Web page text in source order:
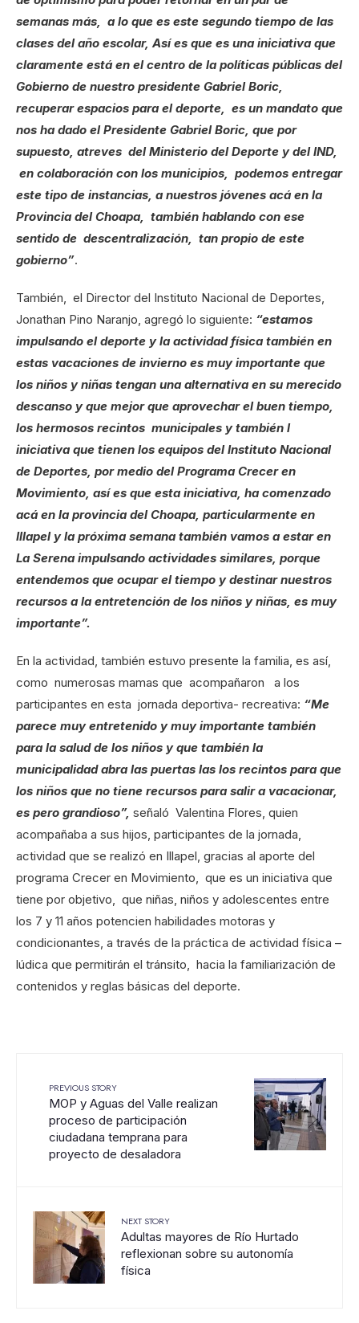
semanas más, a lo que es este segundo tiempo de las
clases del año escolar, Así es que es una iniciativa que
claramente está en el centro de la políticas públicas del
Gobierno de nuestro presidente Gabriel Boric,
recuperar espacios para el deporte, es un mandato que
nos ha dado el Presidente Gabriel Boric, que por
supuesto, atreves del Ministerio del Deporte y del IND,
en colaboración con los municipios, podemos entregar
este tipo de instancias, a nuestros jóvenes acá en la
Provincia del Choapa, también hablando con ese
sentido de descentralización, tan propio de este
gobierno”.
También, el Director del Instituto Nacional de Deportes,
Jonathan Pino Naranjo, agregó lo siguiente: “estamos
impulsando el deporte y la actividad física también en
estas vacaciones de invierno es muy importante que
los niños y niñas tengan una alternativa en su merecido
descanso y que mejor que aprovechar el buen tiempo,
los hermosos recintos municipales y también l
iniciativa que tienen los equipos del Instituto Nacional
de Deportes, por medio del Programa Crecer en
Movimiento, así es que esta iniciativa, ha comenzado
acá en la provincia del Choapa, particularmente en
Illapel y la próxima semana también vamos a estar en
La Serena impulsando actividades similares, porque
entendemos que ocupar el tiempo y destinar nuestros
recursos a la entretención de los niños y niñas, es muy
importante”.
En la actividad, también estuvo presente la familia, es así,
como numerosas mamas que acompañaron a los
participantes en esta jornada deportiva- recreativa: “Me
parece muy entretenido y muy importante también
para la salud de los niños y que también la
municipalidad abra las puertas las los recintos para que
los niños que no tiene recursos para salir a vacacionar,
es pero grandioso”, señaló Valentina Flores, quien
acompañaba a sus hijos, participantes de la jornada,
actividad que se realizó en Illapel, gracias al aporte del
programa Crecer en Movimiento, que es un iniciativa que
tiene por objetivo, que niñas, niños y adolescentes entre
los 7 y 11 años potencien habilidades motoras y
condicionantes, a través de la práctica de actividad física –
lúdica que permitirán el tránsito, hacia la familiarización de
contenidos y reglas básicas del deporte.
PREVIOUS STORY
MOP y Aguas del Valle realizan
proceso de participación
ciudadana temprana para
proyecto de desaladora
NEXT STORY
Adultas mayores de Río Hurtado
reflexionan sobre su autonomía
física